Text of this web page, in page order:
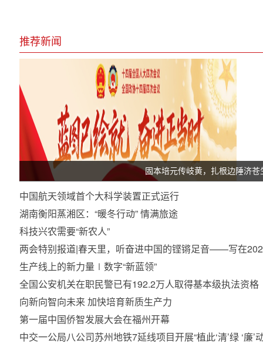
推荐新闻
固本培元传岐黄，扎根边陲济
中国航天领域首个大科学装置正式运行
湖南衡阳蒸湘区：“暖冬行动” 情满旅途
科技兴农需要“新农人”
两会特别报道|春天里，听奋进中国的铿锵足音——写在
生产线上的新力量∣数字“新蓝领”
全国公安机关在职民警已有192.2万人取得基本级执法资格
向新向智向未来 加快培育新质生产力
第一届中国侨智发展大会在福州开幕
中交一公局八公司苏州地铁7延线项目开展“植此‘清’绿 ‘廉’